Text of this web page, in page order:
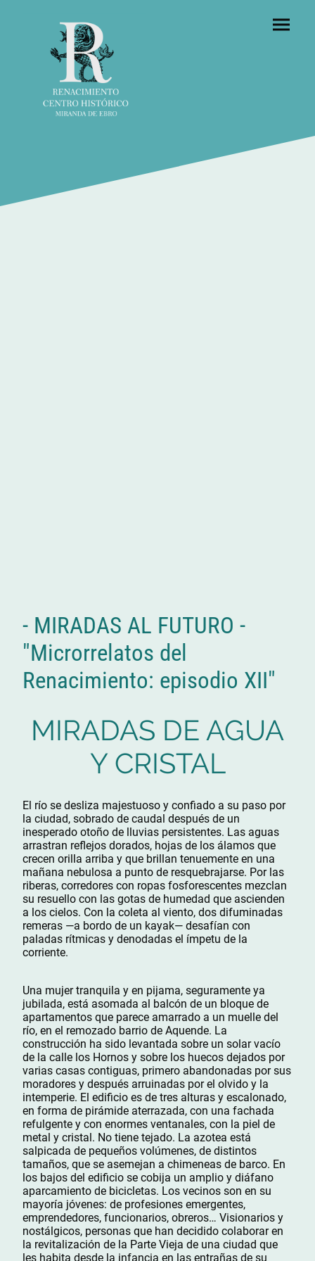
- MIRADAS AL FUTURO -
"Microrrelatos del
Renacimiento: episodio XII"
MIRADAS DE AGUA
Y CRISTAL
El río se desliza majestuoso y confiado a su paso por
la ciudad, sobrado de caudal después de un
inesperado otoño de lluvias persistentes. Las aguas
arrastran reflejos dorados, hojas de los álamos que
crecen orilla arriba y que brillan tenuemente en una
mañana nebulosa a punto de resquebrajarse. Por las
riberas, corredores con ropas fosforescentes mezclan
su resuello con las gotas de humedad que ascienden
a los cielos. Con la coleta al viento, dos difuminadas
remeras —a bordo de un kayak— desafían con
paladas rítmicas y denodadas el ímpetu de la
corriente.
Una mujer tranquila y en pijama, seguramente ya
jubilada, está asomada al balcón de un bloque de
apartamentos que parece amarrado a un muelle del
río, en el remozado barrio de Aquende. La
construcción ha sido levantada sobre un solar vacío
de la calle los Hornos y sobre los huecos dejados por
varias casas contiguas, primero abandonadas por sus
moradores y después arruinadas por el olvido y la
intemperie. El edificio es de tres alturas y escalonado,
en forma de pirámide aterrazada, con una fachada
refulgente y con enormes ventanales, con la piel de
metal y cristal. No tiene tejado. La azotea está
salpicada de pequeños volúmenes, de distintos
tamaños, que se asemejan a chimeneas de barco. En
los bajos del edificio se cobija un amplio y diáfano
aparcamiento de bicicletas. Los vecinos son en su
mayoría jóvenes: de profesiones emergentes,
emprendedores, funcionarios, obreros… Visionarios y
nostálgicos, personas que han decidido colaborar en
la revitalización de la Parte Vieja de una ciudad que
les habita desde la infancia en las entrañas de su